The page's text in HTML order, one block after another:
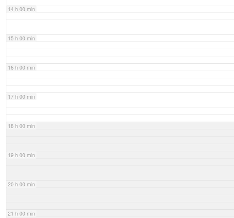
14 h 00 min
15 h 00 min
16 h 00 min
17 h 00 min
18 h 00 min
19 h 00 min
20 h 00 min
21 h 00 min